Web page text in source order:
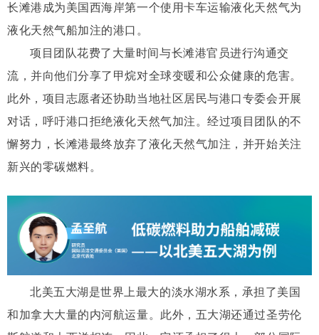
长滩港成为美国西海岸第一个使用卡车运输液化天然气为
液化天然气船加注的港口。
项目团队花费了大量时间与长滩港官员进行沟通交
流，并向他们分享了甲烷对全球变暖和公众健康的危害。
此外，项目志愿者还协助当地社区居民与港口专委会开展
对话，呼吁港口拒绝液化天然气加注。经过项目团队的不
懈努力，长滩港最终放弃了液化天然气加注，并开始关注
新兴的零碳燃料。
北美五大湖是世界上最大的淡水湖水系，承担了美国
和加拿大大量的内河航运量。此外，五大湖还通过圣劳伦